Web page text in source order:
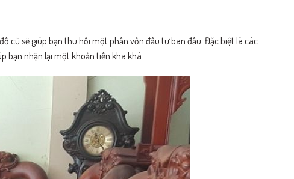
cũ sẽ giúp bạn thu hồi một phần vốn đầu tư ban đầu. Đặc biệt là các
bạn nhận lại một khoản tiền kha khá.